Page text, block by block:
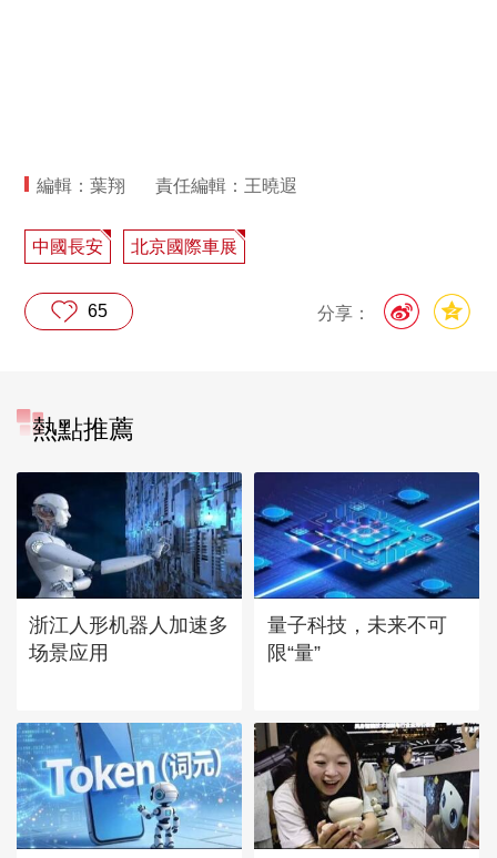
編輯：葉翔 責任編輯：王曉遐
中國長安 北京國際車展
分享：
65
熱點推薦
浙江人形机器人加速多
场景应用
量子科技，未来不可
限“量”